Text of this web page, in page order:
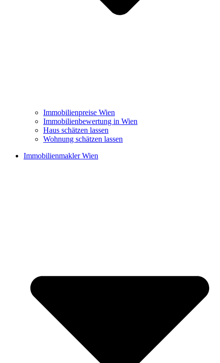
Immobilienpreise Wien
Immobilienbewertung in Wien
Haus schätzen lassen
Wohnung schätzen lassen
Immobilienmakler Wien